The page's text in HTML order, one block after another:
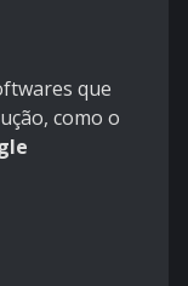
que
como o